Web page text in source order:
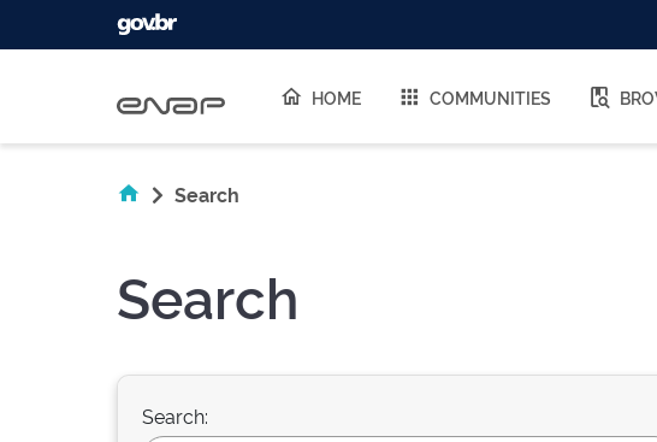
HOME COMMUNITIES
Search
Search
Search: